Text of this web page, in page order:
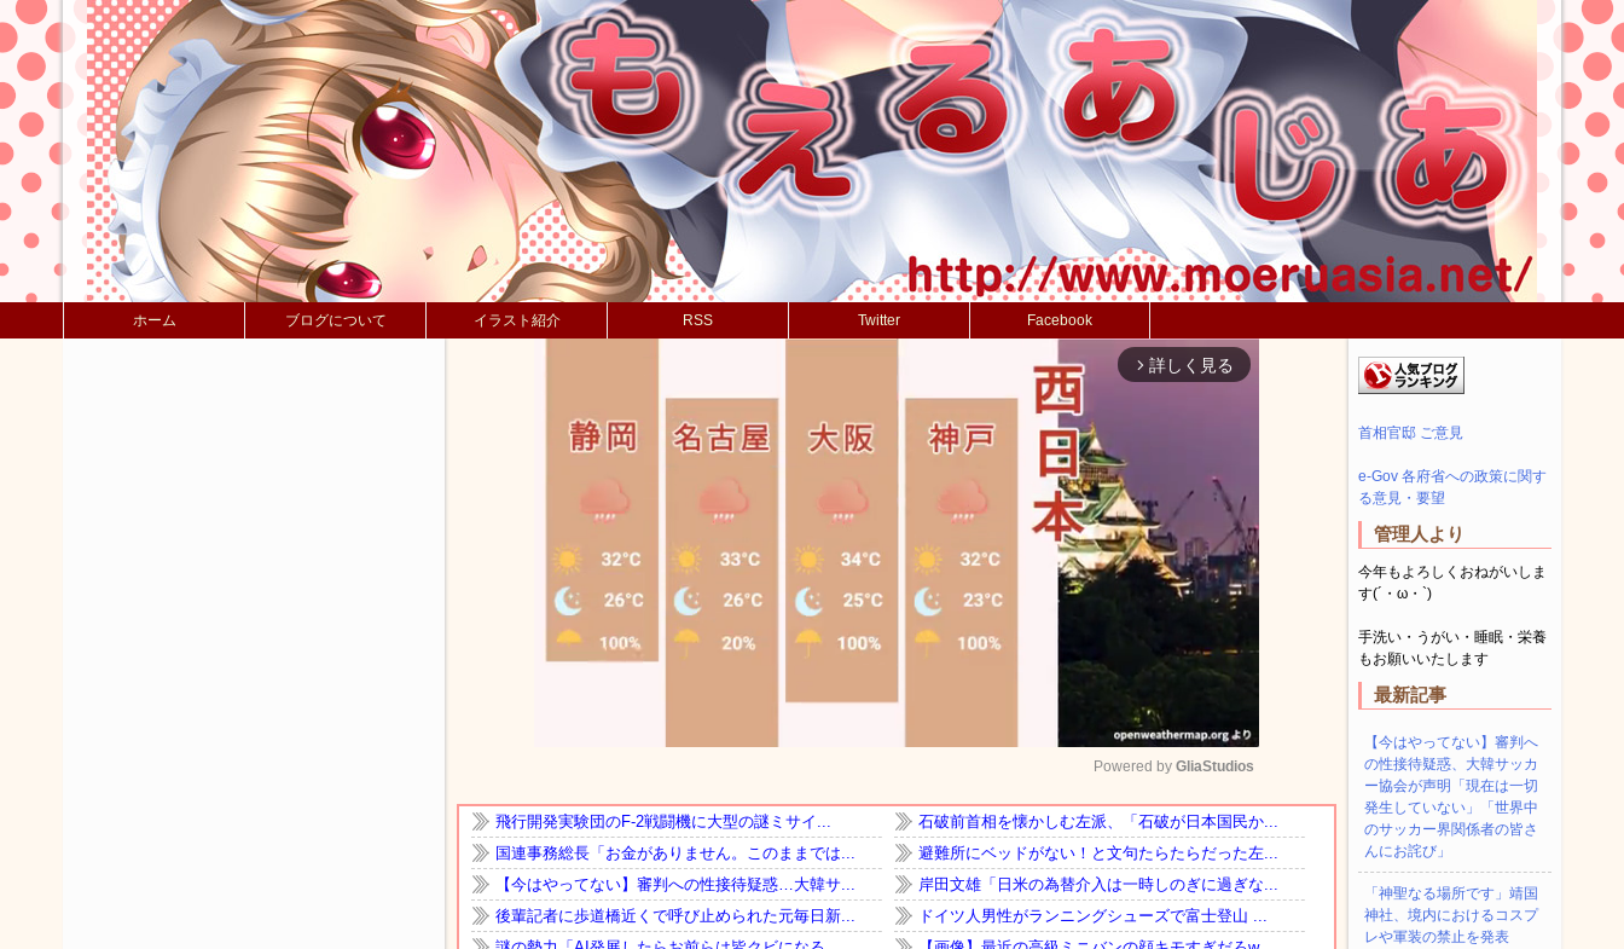
ホーム ブログについて イラスト紹介 RSS Twitter Facebook
arrow_forward_ios 詳しく見る
Mute
Powered by GliaStudios
首相官邸 ご意見
e-Gov 各府省への政策に関す
る意見・要望
管理人より
今年もよろしくおねがいしま
す(´・ω・`)
手洗い・うがい・睡眠・栄養
もお願いいたします
最新記事
【今はやってない】審判へ
の性接待疑惑、大韓サッカ
ー協会が声明「現在は一切
発生していない」「世界中
のサッカー界関係者の皆さ
んにお詫び」
「神聖なる場所です」靖国
神社、境内におけるコスプ
レや軍装の禁止を発表